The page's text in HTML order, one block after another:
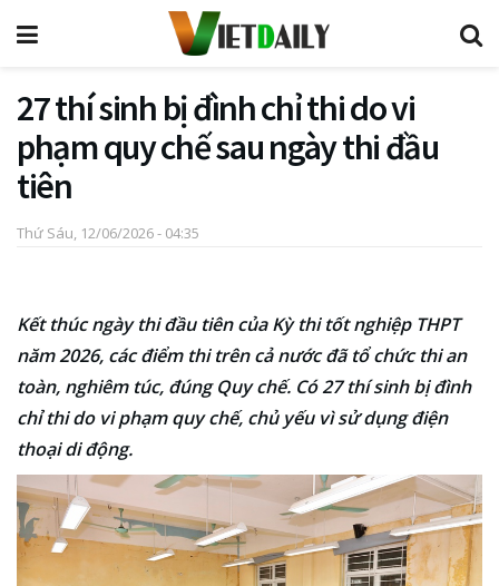
27 thí sinh bị đình chỉ thi do vi
phạm quy chế sau ngày thi đầu
tiên
Thứ Sáu, 12/06/2026 - 04:35
Kết thúc ngày thi đầu tiên của Kỳ thi tốt nghiệp THPT
năm 2026, các điểm thi trên cả nước đã tổ chức thi an
toàn, nghiêm túc, đúng Quy chế. Có 27 thí sinh bị đình
chỉ thi do vi phạm quy chế, chủ yếu vì sử dụng điện
thoại di động.